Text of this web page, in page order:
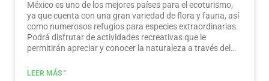
México es uno de los mejores países para el ecoturismo,
ya que cuenta con una gran variedad de flora y fauna, así
como numerosos refugios para especies extraordinarias.
Podrá disfrutar de actividades recreativas que le
permitirán apreciar y conocer la naturaleza a través del
atracciones naturales, fauna silvestre y aves. En todo
LEER MÁS "